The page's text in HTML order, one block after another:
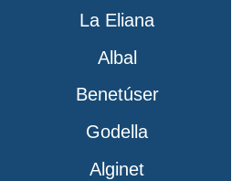
La Eliana
Albal
Benetúser
Godella
Alginet